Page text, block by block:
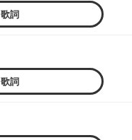
歌詞
歌詞